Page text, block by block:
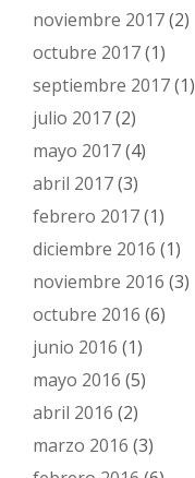
noviembre 2017(2)
octubre 2017(1)
septiembre 2017(1)
julio 2017(2)
mayo 2017(4)
abril 2017(3)
febrero 2017(1)
diciembre 2016 (1)
noviembre 2016 (3)
octubre 2016 (6)
junio 2016 (1)
mayo 2016 (5)
abril 2016 (2)
marzo 2016 (3)